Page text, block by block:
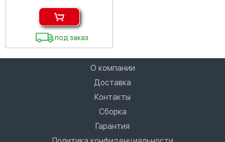
под заказ
О компании
Доставка
Контакты
Сборка
Гарантия